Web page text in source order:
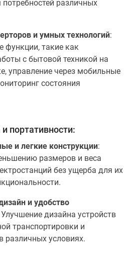
различных
и умных технологий:
функции, такие как
с бытовой техникой на
управление через мобильные
состояния
портативности:
и легкие конструкции:
размеров и веса
без ущерба для их
и удобство
Улучшение дизайна устройств
транспортировки и
различных условиях.